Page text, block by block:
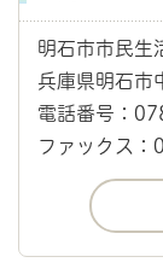
明石市市民生
兵庫県明石市
電話番号：
ファックス